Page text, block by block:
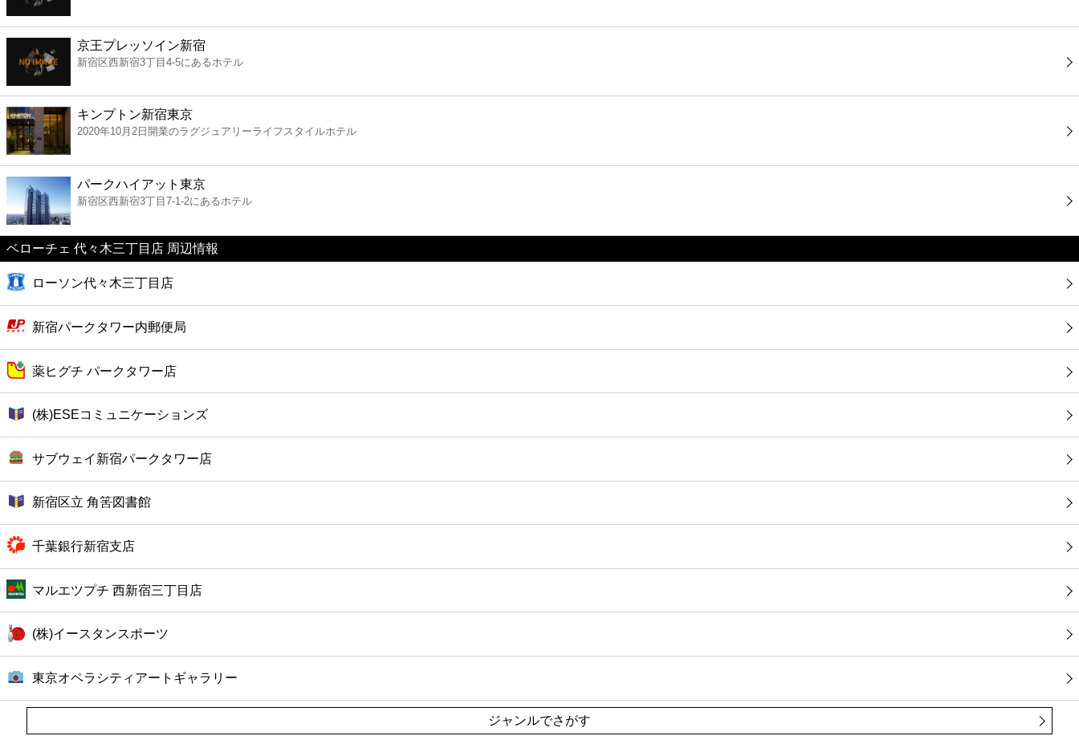
レジャー
書店
ファミレス
ファーストフード
カフェ
ショッピング
銀行
病院
ホテル
京王プレッソイン新宿
新宿区西新宿3丁目4-5にあるホテル
キンプトン新宿東京
2020年10月2日開業のラグジュアリーライフスタイルホテル
パークハイアット東京
新宿区西新宿3丁目7-1-2にあるホテル
ベローチェ 代々木三丁目店 周辺情報
ローソン代々木三丁目店
新宿パークタワー内郵便局
薬ヒグチ パークタワー店
(株)ESEコミュニケーションズ
サブウェイ新宿パークタワー店
新宿区立 角筈図書館
千葉銀行新宿支店
マルエツプチ 西新宿三丁目店
(株)イースタンスポーツ
東京オペラシティアートギャラリー
ジャンルでさがす